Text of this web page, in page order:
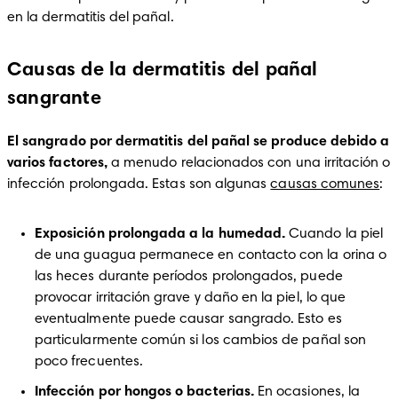
en la dermatitis del pañal.
Causas de la dermatitis del pañal
sangrante
El sangrado por dermatitis del pañal se produce debido a
varios factores, a menudo relacionados con una irritación o
infección prolongada. Estas son algunas causas comunes:
Exposición prolongada a la humedad. Cuando la piel
de una guagua permanece en contacto con la orina o
las heces durante períodos prolongados, puede
provocar irritación grave y daño en la piel, lo que
eventualmente puede causar sangrado. Esto es
particularmente común si los cambios de pañal son
poco frecuentes.
Infección por hongos o bacterias. En ocasiones, la